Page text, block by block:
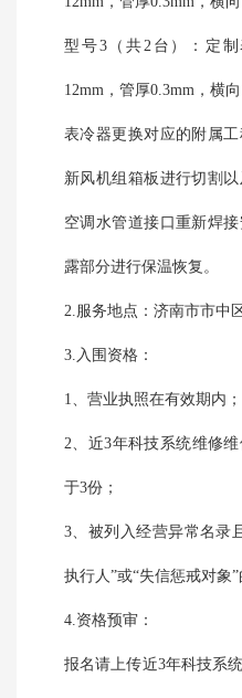
型号3（共2台）：定制
12mm，管厚0.3mm，横
表冷器更换对应的附属
新风机组箱板进行切割
空调水管道接口重新焊
露部分进行保温恢复。
2.服务地点：济南市市中
3.入围资格：
1、营业执照在有效期内；
2、近3年科技系统维修
于3份；
3、被列入经营异常名录
执行人”或“失信惩戒对象
4.资格预审：
报名请上传近3年科技系